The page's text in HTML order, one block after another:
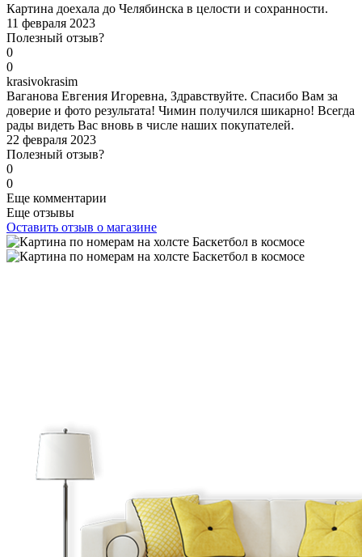
Картина доехала до Челябинска в целости и сохранности.
11 февраля 2023
Полезный отзыв?
0
0
krasivokrasim
Ваганова Евгения Игоревна, Здравствуйте. Спасибо Вам за
доверие и фото результата! Чимин получился шикарно! Всегда
рады видеть Вас вновь в числе наших покупателей.
22 февраля 2023
Полезный отзыв?
0
0
Еще комментарии
Еще отзывы
Оставить отзыв о магазине